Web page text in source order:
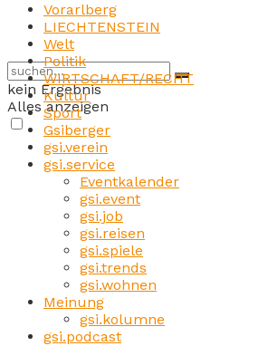
kein Ergebnis
Alles anzeigen
Vorarlberg
LIECHTENSTEIN
Welt
Politik
WIRTSCHAFT/RECHT
Kultur
Sport
Gsiberger
gsi.verein
gsi.service
Eventkalender
gsi.event
gsi.job
gsi.reisen
gsi.spiele
gsi.trends
gsi.wohnen
Meinung
gsi.kolumne
gsi.podcast